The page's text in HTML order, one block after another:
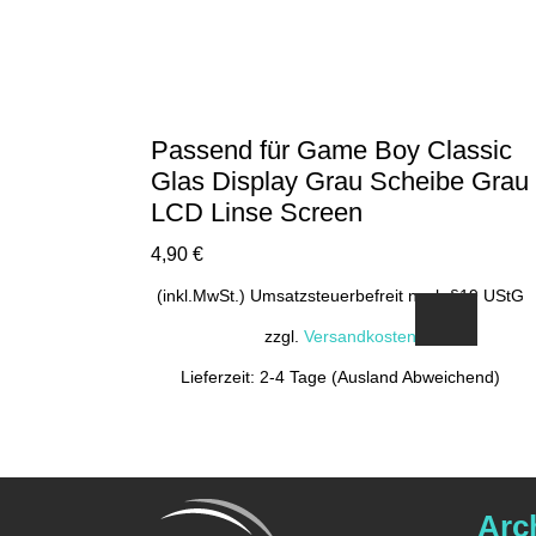
Passend für Game Boy Classic
Glas Display Grau Scheibe Grau
LCD Linse Screen
4,90 €
(inkl.MwSt.) Umsatzsteuerbefreit nach §19 UStG
zzgl. Versandkosten
Lieferzeit: 2-4 Tage (Ausland Abweichend)